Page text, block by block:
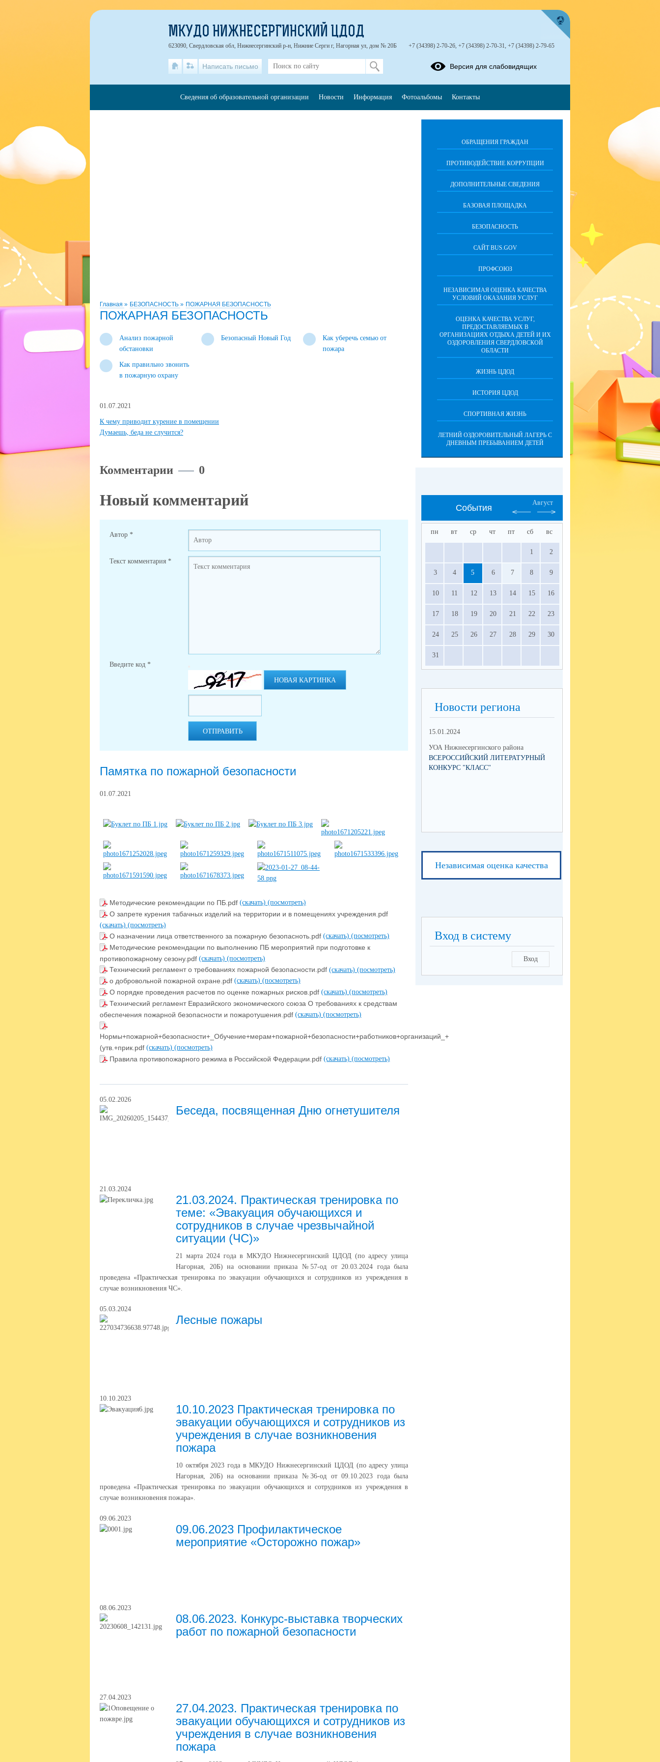
Главная » БЕЗОПАСНОСТЬ » ПОЖАРНАЯ БЕЗОПАСНОСТЬ
ПОЖАРНАЯ БЕЗОПАСНОСТЬ
Анализ пожарной
обстановки
Безопасный Новый Год
Как уберечь семью от
пожара
Как правильно звонить
в пожарную охрану
01.07.2021
К чему приводит курение в помещении
Думаешь, беда не случится?
Комментарии 0
Новый комментарий
Автор *
Текст комментария *
Введите код *
НОВАЯ КАРТИНКА
ОТПРАВИТЬ
Памятка по пожарной безопасности
01.07.2021
Методические рекомендации по ПБ.pdf (скачать) (посмотреть)
О запрете курения табачных изделий на территории и в помещениях учреждения.pdf
(скачать) (посмотреть)
О назначении лица ответственного за пожарную безопасноть.pdf (скачать) (посмотреть)
Методические рекомендации по выполнению ПБ мероприятий при подготовке к
противопожарному сезону.pdf (скачать) (посмотреть)
Технический регламент о требованиях пожарной безопасности.pdf (скачать) (посмотреть)
о добровольной пожарной охране.pdf (скачать) (посмотреть)
О порядке проведения расчетов по оценке пожарных рисков.pdf (скачать) (посмотреть)
Технический регламент Евразийского экономического союза О требованиях к средствам
обеспечения пожарной безопасности и пожаротушения.pdf (скачать) (посмотреть)
Нормы+пожарной+безопасности+_Обучение+мерам+пожарной+безопасности+работников+организаций_+
(утв.+прик.pdf (скачать) (посмотреть)
Правила противопожарного режима в Российской Федерации.pdf (скачать) (посмотреть)
05.02.2026
Беседа, посвященная Дню огнетушителя
21.03.2024
21.03.2024. Практическая тренировка по
теме: «Эвакуация обучающихся и
сотрудников в случае чрезвычайной
ситуации (ЧС)»
21 марта 2024 года в МКУДО Нижнесергинский ЦДОД (по адресу улица
Нагорная, 20Б) на основании приказа №57-од от 20.03.2024 года была
проведена «Практическая тренировка по эвакуации обучающихся и сотрудников из учреждения в
случае возникновения ЧС».
05.03.2024
Лесные пожары
10.10.2023
10.10.2023 Практическая тренировка по
эвакуации обучающихся и сотрудников из
учреждения в случае возникновения
пожара
10 октября 2023 года в МКУДО Нижнесергинский ЦДОД (по адресу улица
Нагорная, 20Б) на основании приказа №36-од от 09.10.2023 года была
проведена «Практическая тренировка по эвакуации обучающихся и сотрудников из учреждения в
случае возникновения пожара».
09.06.2023
09.06.2023 Профилактическое
мероприятие «Осторожно пожар»
08.06.2023
08.06.2023. Конкурс-выставка творческих
работ по пожарной безопасности
27.04.2023
27.04.2023. Практическая тренировка по
эвакуации обучающихся и сотрудников из
учреждения в случае возникновения
пожара
ОБРАЩЕНИЯ ГРАЖДАН
ПРОТИВОДЕЙСТВИЕ КОРРУПЦИИ
ДОПОЛНИТЕЛЬНЫЕ СВЕДЕНИЯ
БАЗОВАЯ ПЛОЩАДКА
БЕЗОПАСНОСТЬ
САЙТ BUS.GOV
ПРОФСОЮЗ
НЕЗАВИСИМАЯ ОЦЕНКА КАЧЕСТВА
УСЛОВИЙ ОКАЗАНИЯ УСЛУГ
ОЦЕНКА КАЧЕСТВА УСЛУГ,
ПРЕДОСТАВЛЯЕМЫХ В
ОРГАНИЗАЦИЯХ ОТДЫХА ДЕТЕЙ И ИХ
ОЗДОРОВЛЕНИЯ СВЕРДЛОВСКОЙ
ОБЛАСТИ
ЖИЗНЬ ЦДОД
ИСТОРИЯ ЦДОД
СПОРТИВНАЯ ЖИЗНЬ
ЛЕТНИЙ ОЗДОРОВИТЕЛЬНЫЙ ЛАГЕРЬ С
ДНЕВНЫМ ПРЕБЫВАНИЕМ ДЕТЕЙ
События
Август
пн вт ср чт пт сб вс
1 2
3 4 5 6 7 8 9
10 11 12 13 14 15 16
17 18 19 20 21 22 23
24 25 26 27 28 29 30
31
Новости региона
15.01.2024
УОА Нижнесергинского района
ВСЕРОССИЙСКИЙ ЛИТЕРАТУРНЫЙ
КОНКУРС "КЛАСС"
Независимая оценка качества
Вход в систему
Вход
МКУДО НИЖНЕСЕРГИНСКИЙ ЦДОД
623090, Свердловская обл, Нижнесергинский р-н, Нижние Серги г, Нагорная ул, дом № 20Б +7 (34398) 2-70-26, +7 (34398) 2-70-31, +7 (34398) 2-79-65
Написать письмо Версия для слабовидящих
Сведения об образовательной организации Новости Информация Фотоальбомы Контакты